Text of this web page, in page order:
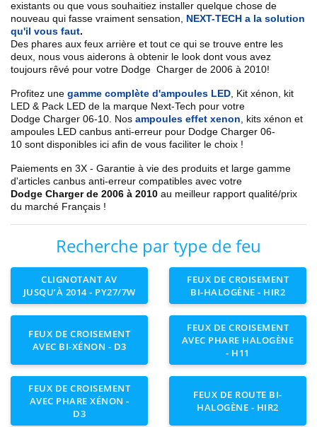
existants ou que vous souhaitiez installer quelque chose de
nouveau qui fasse vraiment sensation,
NEXT-TECH a la solution
qu'il vous faut.
Des phares aux feux arrière et tout ce qui se trouve entre les
deux, nous vous aiderons à obtenir le look dont vous avez
toujours rêvé pour votre Dodge Charger de 2006 à 2010!
Profitez une gamme complète d'ampoules LED Kit xénon, kit
LED & Pack LED de la marque Next-Tech pour votre
Dodge Charger 06-10 . Nos ampoules effet xenon , kits xénon et
ampoules LED canbus anti-erreur pour Dodge Charger 06-
10 sont disponibles ici afin de vous faciliter le choix !
Paiements en 3X - Garantie à vie des produits et large gamme
d'articles canbus anti-erreur compatibles avec votre
Dodge Charger de 2006 à 2010 au meilleur rapport qualité/prix
du marché Français !
Recherche par type de feu
CLIGNOTANT AV
JUSQU’À 2014 - PY27/7W
FEUX DE CROISEMENT
BI-HALOGÈNE - HIR2
FEUX DE CROISEMENT
AVEC BI-XÉNON - D3
FEUX DE CROISEMENT
AVEC PHARE HALOGÈNE
- H11
FEUX DE CROISEMENT
AVEC PHARE XÉNON -
D3
FEUX DE ROUTE BI-
HALOGÈNE - HIR2